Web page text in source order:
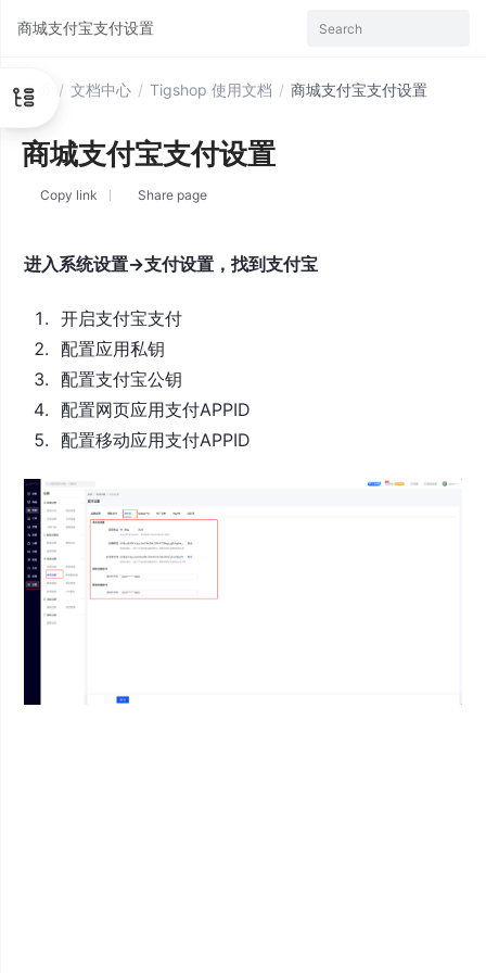
首页 / 文档中心 / Tigshop 使用文档 / 商城支付宝支付设置
商城支付宝支付设置
Copy link Share page
进入系统设置->支付设置，找到支付宝
开启支付宝支付
配置应用私钥
配置支付宝公钥
配置网页应用支付APPID
配置移动应用支付APPID
商城支付宝支付设置 Search